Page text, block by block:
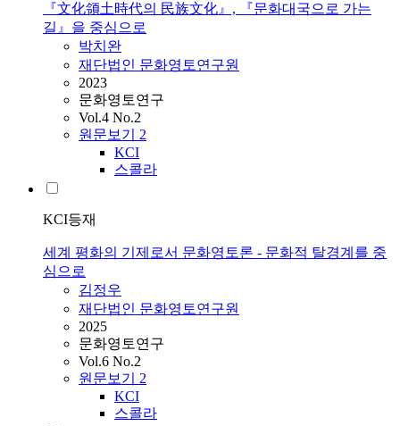
『文化領土時代의 民族文化』, 『문화대국으로 가는
길』을 중심으로
박치완
재단법인 문화영토연구원
2023
문화영토연구
Vol.4 No.2
원문보기 2
KCI
스콜라
KCI등재
세계 평화의 기제로서 문화영토론 - 문화적 탈경계를 중
심으로
김정우
재단법인 문화영토연구원
2025
문화영토연구
Vol.6 No.2
원문보기 2
KCI
스콜라